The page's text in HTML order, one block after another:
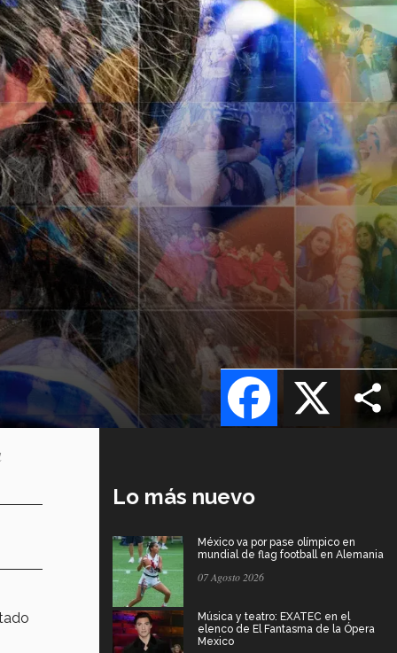
X
Facebook
Lo más nuevo
México va por pase olímpico en
mundial de flag football en Alemania
07 Agosto 2026
Música y teatro: EXATEC en el
elenco de El Fantasma de la Ópera
Mexico